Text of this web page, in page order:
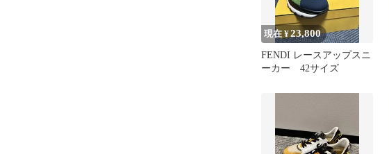
現在 ¥23,800
FENDI レースアップスニ
ーカー 42サイズ